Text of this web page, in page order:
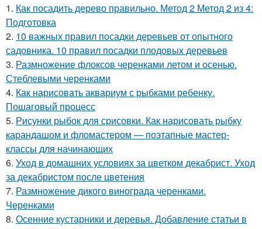
1. Как посадить дерево правильно. Метод 2 Метод 2 из 4:
Подготовка
2. 10 важных правил посадки деревьев от опытного
садовника. 10 правил посадки плодовых деревьев
3. Размножение флоксов черенками летом и осенью.
Стеблевыми черенками
4. Как нарисовать аквариум с рыбками ребенку.
Пошаговый процесс
5. Рисунки рыбок для срисовки. Как нарисовать рыбку
карандашом и фломастером — поэтапные мастер-
классы для начинающих
6. Уход в домашних условиях за цветком декабрист. Уход
за декабристом после цветения
7. Размножение дикого винограда черенками.
Черенками
8. Осенние кустарники и деревья. Добавление статьи в